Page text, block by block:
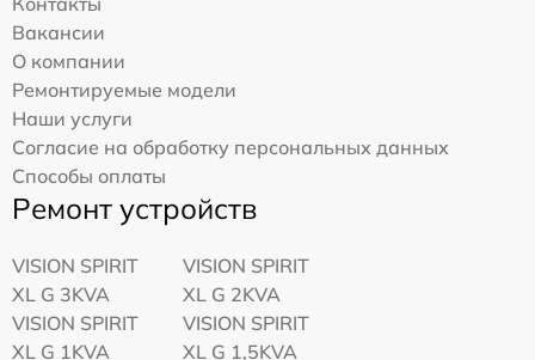
Вакансии
О компании
Ремонтируемые модели
Наши услуги
Согласие на обработку персональных данных
Способы оплаты
Ремонт устройств
VISION SPIRIT
XL G 3KVA
VISION SPIRIT
XL G 2KVA
VISION SPIRIT
XL G 1KVA
VISION SPIRIT
XL G 1,5KVA